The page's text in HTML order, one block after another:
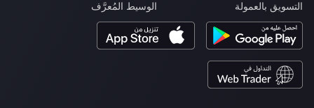
التسويق بالعمولة الوسيط المُعرَّف